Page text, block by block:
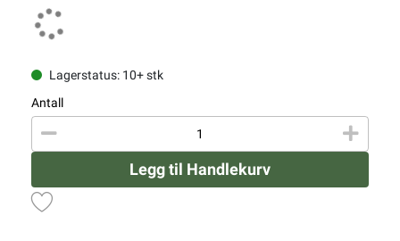
Lagerstatus: 10+ stk
Antall
Legg til Handlekurv